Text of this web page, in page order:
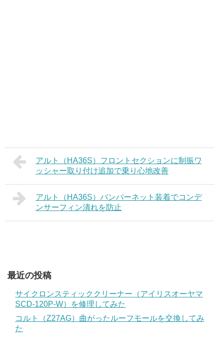
アルト（HA36S）フロントセクションに制振ワ
ッシャー取り付け追加で乗り心地改善
アルト（HA36S）バンパーネット装着でコンデ
ンサーフィン潰れを防止
最近の投稿
サイクロンスティッククリーナー（アイリスオーヤマ
SCD-120P-W）を修理してみた
コルト（Z27AG）曲がったルーフモールを交換してみ
た